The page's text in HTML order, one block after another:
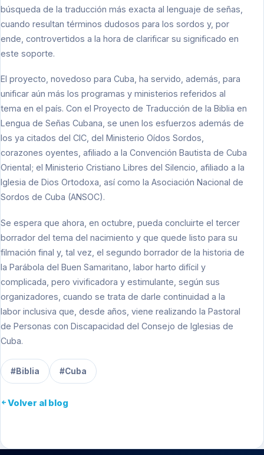
búsqueda de la traducción más exacta al lenguaje de señas,
cuando resultan términos dudosos para los sordos y, por
ende, controvertidos a la hora de clarificar su significado en
este soporte.
El proyecto, novedoso para Cuba, ha servido, además, para
unificar aún más los programas y ministerios referidos al
tema en el país. Con el Proyecto de Traducción de la Biblia en
Lengua de Señas Cubana, se unen los esfuerzos además de
los ya citados del CIC, del Ministerio Oídos Sordos,
corazones oyentes, afiliado a la Convención Bautista de Cuba
Oriental; el Ministerio Cristiano Libres del Silencio, afiliado a la
Iglesia de Dios Ortodoxa, así como la Asociación Nacional de
Sordos de Cuba (ANSOC).
Se espera que ahora, en octubre, pueda concluirte el tercer
borrador del tema del nacimiento y que quede listo para su
filmación final y, tal vez, el segundo borrador de la historia de
la Parábola del Buen Samaritano, labor harto difícil y
complicada, pero vivificadora y estimulante, según sus
organizadores, cuando se trata de darle continuidad a la
labor inclusiva que, desde años, viene realizando la Pastoral
de Personas con Discapacidad del Consejo de Iglesias de
Cuba.
#Biblia #Cuba
Volver al blog